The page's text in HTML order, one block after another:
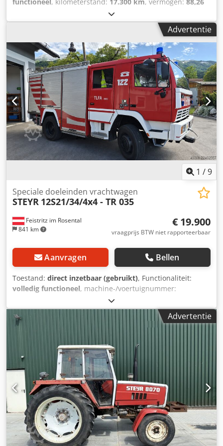
zijn te zien op mijn homepage. - Nu haast je je heen en
weer van Flensburg naar Berchtesgaden om de
verschillende auto's te bekijken, maar hier vind je meer
dan 150 voertuigen van de volgende types: - Hanomag AL
28, Magirus Deutz, MAN, Steyr, Dodge WC, Saurer,
Unimog, GMC 6x6, Steyr-Puch, Iltis, Willys, G-Model,
Mowag, DB, enz. en allemaal met TUV. - en zelfs met TUV. -
Er zijn ook onvoorstelbaar veel reserveonderdelen en
accessoires. - Waarom zou je met minder genoegen
nemen? - Bel ons op 0049 (0)2248 Groeten, Philipp Codjqx
Sznspfx Aivsha
functioneel, kilometerstand: 17.300 km, vermogen: 88,26
, brandstoftype:
kg, totaalgewicht:10.500 kg, asconfiguratie:4x4,
, Uitrusting:
vierwielaandrijving, topconditie Csdpjxm S Absfx Aivjha
Advertentie
1 /9
Feistritz im Rosental
841 km
Speciale doeleinden vrachtwagen
STEYR 12S21/34/4x4 - TR 035
€ 19.900
vraagprijs BTW niet rapporteerbaar
Aanvragen Bellen
Toestand: direct inzetbaar (gebruikt), Functionaliteit:
volledig functioneel, machine-/voertuignummer:
, brandstoftype:
11.150 kg, totaalgewicht:12.000 kg, asconfiguratie:2
assen
, wielbasis: 3.400 mm , volgende keuring (TÜV):
, kleur: rood , bestuurderscabine: dagcabine
overbrenging: mechanisch, totale lengte:
2.300 mm, totale hoogte: 3.100 mm
1987
, Uitrusting:vrachtwagenregistratie
, Steyr 12S21 L34
4x4 TLFA 2000 brandweervoertuig – uitstekende basis voor
een expeditievoertuig, offroadvoertuig of speciaalvoertuig
Steyr 12S21 L34/4x4 (TR 035) brandweervoertuig in goede,
originele staat. Het voertuig komt uit het bezit van een
Oostenrijkse brandweer en is doorlopend onderhouden en
wordt direct verkocht. Dankzij de robuuste permanente
vierwielaandrijving, de automatische transmissie en de
Advertentie